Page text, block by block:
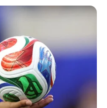
in Bad Belzig
von Bad Belzig
Burg, die
von Sachsen zum Ende
und Rundtürmen zu
der Burg befindet sich
kann der von den
Bergfried bestiegen